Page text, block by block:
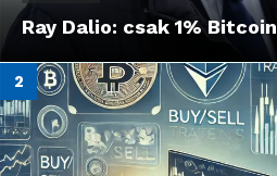
Ray Dalio: csak 1% Bitcoin